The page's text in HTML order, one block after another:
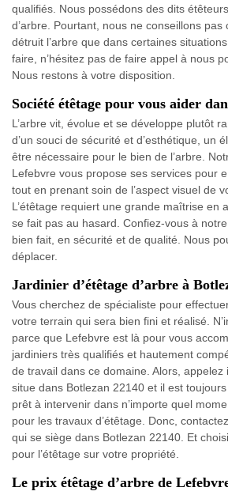
qualifiés. Nous possédons des dits
d’arbre. Pourtant, nous ne conseillons pas
détruit l’arbre que dans certaines
faire, n’hésitez pas de faire appel à nous
Nous restons à votre disposition.
Société étêtage pour vous aider
L’arbre vit, évolue et se développe plutôt
d’un souci de sécurité et d’esthétique, un
être nécessaire pour le bien de l’arbre.
Lefebvre vous propose ses services pour
tout en prenant soin de l’aspect visuel de
L’étêtage requiert une grande maîtrise en
se fait pas au hasard. Confiez-vous à
bien fait, en sécurité et de qualité. Nous
déplacer.
Jardinier d’étêtage d’arbre à
Vous cherchez de spécialiste pour
votre terrain qui sera bien fini et réalisé.
parce que Lefebvre est là pour vous
jardiniers très qualifiés et hautement
de travail dans ce domaine. Alors, appelez
situe dans Botlezan 22140 et il est
prêt à intervenir dans n’importe quel
pour les travaux d’étêtage. Donc,
qui se siège dans Botlezan 22140. Et
pour l’étêtage sur votre propriété.
Le prix étêtage d’arbre de